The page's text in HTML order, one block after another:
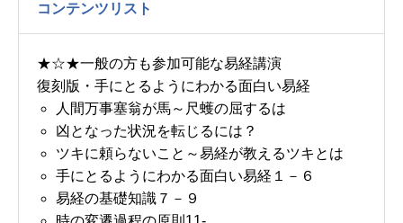
コンテンツリスト
★☆★一般の方も参加可能な易経講演
復刻版・手にとるようにわかる面白い易経
人間万事塞翁が馬～尺蠖の屈するは
凶となった状況を転じるには？
ツキに頼らないこと～易経が教えるツキとは
手にとるようにわかる面白い易経１－６
易経の基礎知識７－９